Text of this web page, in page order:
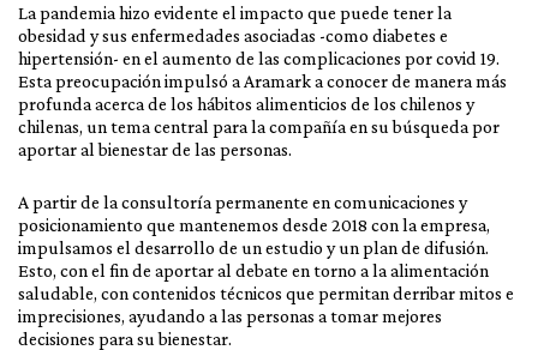
La pandemia hizo evidente el impacto que puede tener la
obesidad y sus enfermedades asociadas -como diabetes e
hipertensión- en el aumento de las complicaciones por covid 19.
Esta preocupación impulsó a Aramark a conocer de manera más
profunda acerca de los hábitos alimenticios de los chilenos y
chilenas, un tema central para la compañía en su búsqueda por
aportar al bienestar de las personas.
A partir de la consultoría permanente en comunicaciones y
posicionamiento que mantenemos desde 2018 con la empresa,
impulsamos el desarrollo de un estudio y un plan de difusión.
Esto, con el fin de aportar al debate en torno a la alimentación
saludable, con contenidos técnicos que permitan derribar mitos e
imprecisiones, ayudando a las personas a tomar mejores
decisiones para su bienestar.